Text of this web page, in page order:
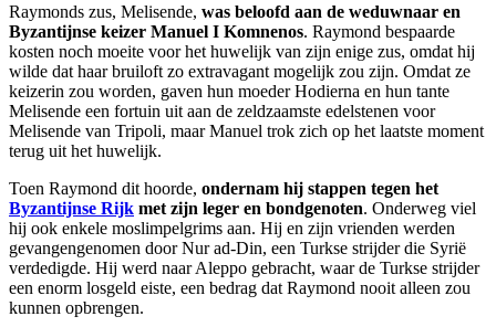
Raymonds zus, Melisende, was beloofd aan de weduwnaar en
Byzantijnse keizer Manuel I Komnenos. Raymond bespaarde
kosten noch moeite voor het huwelijk van zijn enige zus, omdat hij
wilde dat haar bruiloft zo extravagant mogelijk zou zijn. Omdat ze
keizerin zou worden, gaven hun moeder Hodierna en hun tante
Melisende een fortuin uit aan de zeldzaamste edelstenen voor
Melisende van Tripoli, maar Manuel trok zich op het laatste moment
terug uit het huwelijk.
Toen Raymond dit hoorde, ondernam hij stappen tegen het
Byzantijnse Rijk met zijn leger en bondgenoten. Onderweg viel
hij ook enkele moslimpelgrims aan. Hij en zijn vrienden werden
gevangengenomen door Nur ad-Din, een Turkse strijder die Syrië
verdedigde. Hij werd naar Aleppo gebracht, waar de Turkse strijder
een enorm losgeld eiste, een bedrag dat Raymond nooit alleen zou
kunnen opbrengen.